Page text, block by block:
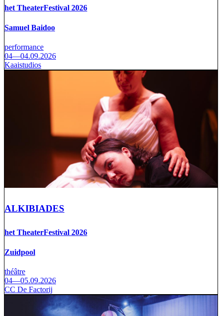
het TheaterFestival 2026
Samuel Baidoo
performance
04—04.09.2026
Kaaistudios
ALKIBIADES
het TheaterFestival 2026
Zuidpool
théâtre
04—05.09.2026
CC De Factorij